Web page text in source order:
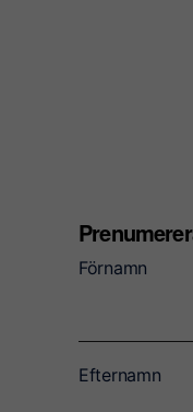
Förnamn
Efternamn